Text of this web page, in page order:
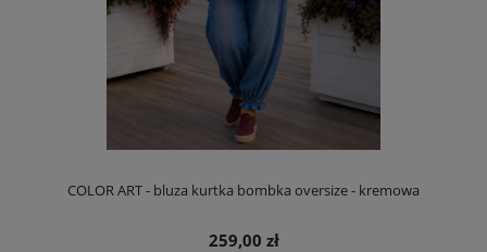
COLOR ART - bluza kurtka bombka oversize - kremowa
259,00 zł